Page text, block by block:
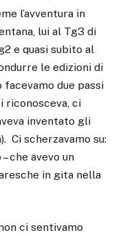
l’avventura in
lui al Tg3 di
e quasi subito al
le edizioni di
facevamo due passi
riconosceva, ci
inventato gli
Ci scherzavamo su:
che avevo un
in gita nella
ci sentivamo